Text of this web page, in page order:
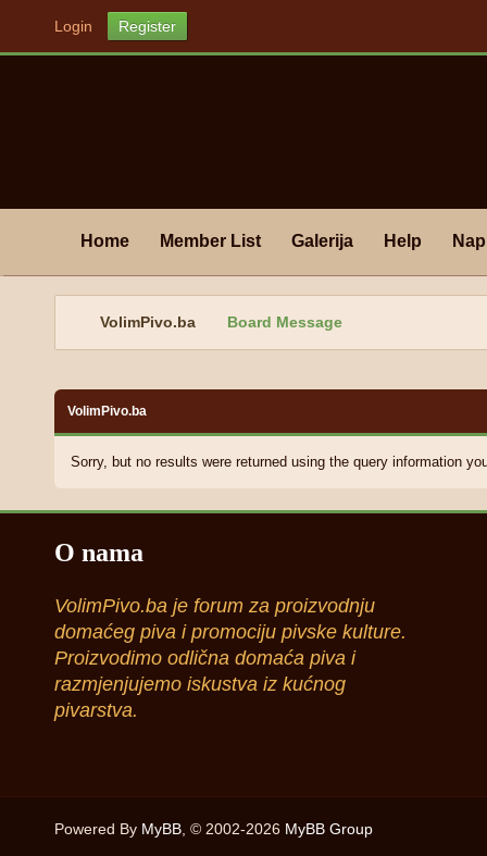
Login Register
Home Member List Galerija Help
VolimPivo.ba Board Message
VolimPivo.ba
Sorry, but no results were returned using the query information
O nama
VolimPivo.ba je forum za proizvodnju
domaćeg piva i promociju pivske kulture.
Proizvodimo odlična domaća piva i
razmjenjujemo iskustva iz kućnog
pivarstva.
Powered By MyBB, © 2002-2026 MyBB Group